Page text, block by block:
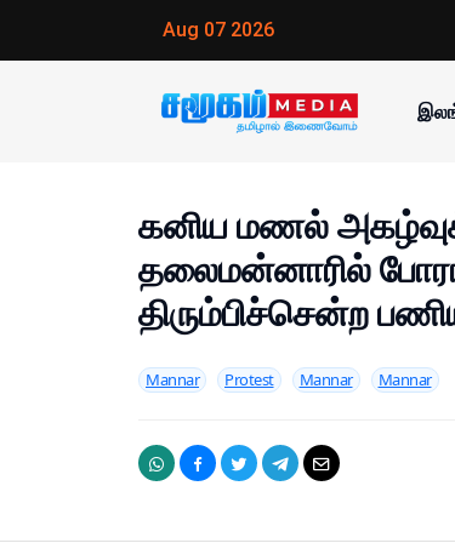
Aug 07 2026
கனிய மணல்
தலைமன்னாரில்
திரும்பிச்சென்ற
Mannar Protest Mannar Mannar